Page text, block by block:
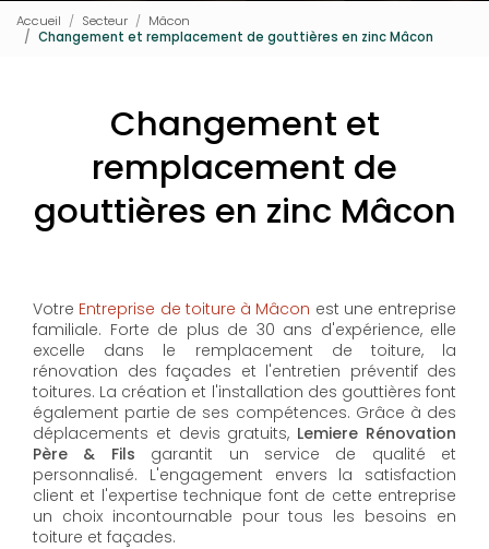
Accueil Secteur
Mâcon
Changement et remplacement de gouttières en zinc Mâcon
Changement et
remplacement de
gouttières en zinc Mâcon
Votre Entreprise de toiture à Mâcon est une entreprise
familiale. Forte de plus de 30 ans d'expérience, elle
excelle dans le remplacement de toiture, la
rénovation des façades et l'entretien préventif des
toitures. La création et l'installation des gouttières font
également partie de ses compétences. Grâce à des
déplacements et devis gratuits, Lemiere Rénovation
Père & Fils garantit un service de qualité et
personnalisé. L'engagement envers la satisfaction
client et l'expertise technique font de cette entreprise
un choix incontournable pour tous les besoins en
toiture et façades.